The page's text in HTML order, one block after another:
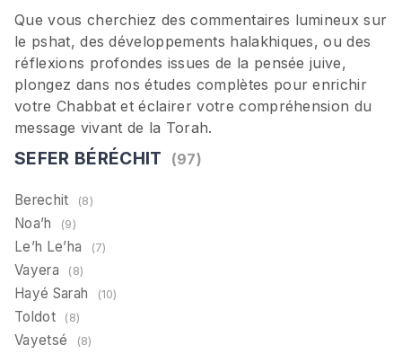
Que vous cherchiez des commentaires lumineux sur
le pshat, des développements halakhiques, ou des
réflexions profondes issues de la pensée juive,
plongez dans nos études complètes pour enrichir
votre Chabbat et éclairer votre compréhension du
message vivant de la Torah.
SEFER BÉRÉCHIT (97)
Berechit (8)
Noa’h (9)
Le’h Le’ha (7)
Vayera (8)
Hayé Sarah (10)
Toldot (8)
Vayetsé (8)